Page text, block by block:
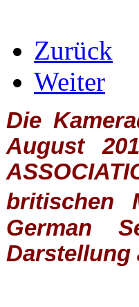
Zurück
Weiter
Die
August
britischen
German
Darstellung